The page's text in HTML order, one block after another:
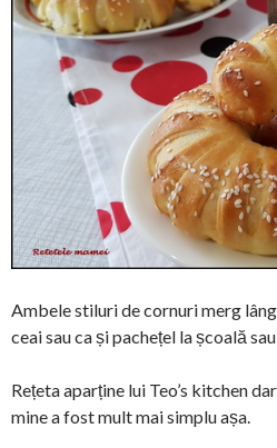
Ambele stiluri de cornuri merg
ceai sau ca și pachețel la școală
Rețeta aparține lui Teo’s kitchen
mine a fost mult mai simplu așa.